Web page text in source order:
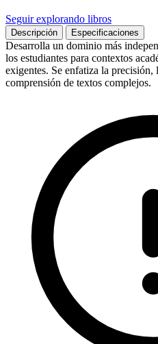
Seguir explorando libros
Descripción Especificaciones
Desarrolla un dominio más
los estudiantes para contextos
exigentes. Se enfatiza la precisión,
comprensión de textos complejos.